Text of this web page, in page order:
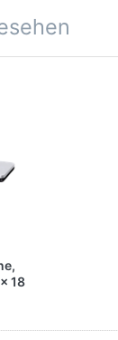
18